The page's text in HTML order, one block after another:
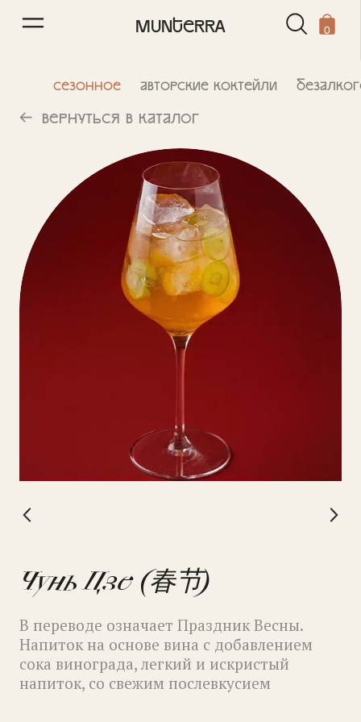
Сезонное Авторские коктейли
MUNTERRA 0
Чунь Цзе (春节)
В переводе означает Праздник Весны.
Напиток на основе вина с добавлением
сока винограда, легкий и искристый
напиток, со свежим послевкусием
Вернуться в каталог
Lychee Sprits
Аутентичная вариация самого
популярного коктейля современности.
Секрет вкуса нашего Spritz в особой пене
из алоэ и бузины
0/